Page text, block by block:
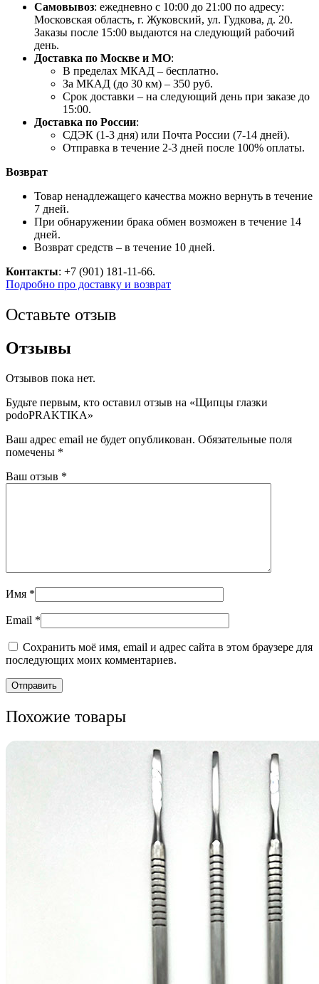
Самовывоз: ежедневно с 10:00 до 21:00 по адресу:
Московская область, г. Жуковский, ул. Гудкова, д. 20.
Заказы после 15:00 выдаются на следующий рабочий
день.
Доставка по Москве и МО:
В пределах МКАД – бесплатно.
За МКАД (до 30 км) – 350 руб.
Срок доставки – на следующий день при заказе до
15:00.
Доставка по России:
СДЭК (1-3 дня) или Почта России (7-14 дней).
Отправка в течение 2-3 дней после 100% оплаты.
Возврат
Товар ненадлежащего качества можно вернуть в течение
7 дней.
При обнаружении брака обмен возможен в течение 14
дней.
Возврат средств – в течение 10 дней.
Контакты: +7 (901) 181-11-66.
Подробно про доставку и возврат
Оставьте отзыв
Отзывы
Отзывов пока нет.
Будьте первым, кто оставил отзыв на «Щипцы глазки
podoPRAKTIKA»
Ваш адрес email не будет опубликован. Обязательные поля
помечены *
Ваш отзыв *
Имя *
Email *
Сохранить моё имя, email и адрес сайта в этом браузере для
последующих моих комментариев.
Похожие товары